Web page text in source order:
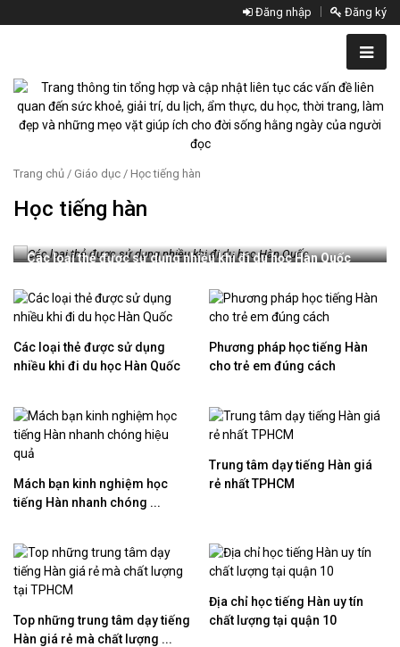
Đăng nhập Đăng ký
Trang chủ / Giáo dục / Học tiếng hàn
Học tiếng hàn
Các loại thẻ được sử dụng nhiều khi đi du học Hàn Quốc
Các loại thẻ được sử dụng
nhiều khi đi du học Hàn Quốc
Phương pháp học tiếng Hàn
cho trẻ em đúng cách
Mách bạn kinh nghiệm học
tiếng Hàn nhanh chóng ...
Trung tâm dạy tiếng Hàn giá
rẻ nhất TPHCM
Top những trung tâm dạy tiếng
Hàn giá rẻ mà chất lượng ...
Địa chỉ học tiếng Hàn uy tín
chất lượng tại quận 10